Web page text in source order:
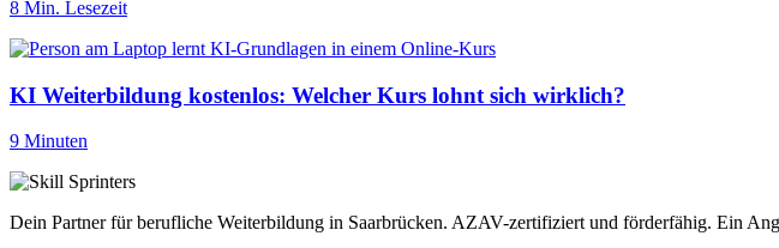
8 Min. Lesezeit
KI Weiterbildung kostenlos: Welcher Kurs lohnt sich wirklich?
9 Minuten
Dein Partner für berufliche Weiterbildung in Saarbrücken. AZAV-zertifiziert und förderfähig. Ein